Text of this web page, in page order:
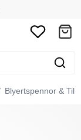
Blyertspennor &